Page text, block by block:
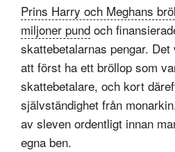
Prins Harry och Meghans
miljoner pund och
skattebetalarnas pengar.
att först ha ett bröllop som
skattebetalare, och kort
självständighet från
av sleven ordentligt innan
egna ben.